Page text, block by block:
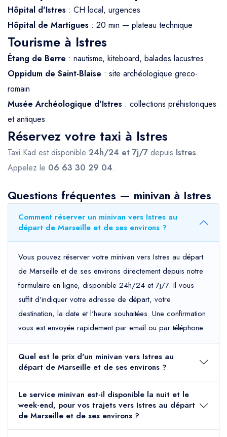
Hôpital d'Istres : CH local, urgences
Hôpital de Martigues : 20 min — plateau technique
Tourisme à Istres
Étang de Berre : nautisme, kiteboard, balades lacustres
Oppidum de Saint-Blaise : site archéologique greco-
romain
Musée Archéologique d'Istres : collections préhistoriques
et antiques
Réservez votre taxi à Istres
Taxi Kad est disponible 24h/24 et 7j/7 depuis Istres.
Appelez le 06 63 30 29 04.
Questions fréquentes — minivan à Istres
Comment réserver un minivan vers Istres au
départ de Marseille et de ses environs ?
Vous pouvez réserver votre minivan vers Istres au départ
de Marseille et de ses environs directement depuis notre
formulaire en ligne, disponible 24h/24 et 7j/7. Il vous
suffit d'indiquer votre adresse de départ, votre
destination, la date et l'heure souhaitées. Une confirmation
vous est envoyée rapidement par email ou par téléphone.
Quel est le prix d'un minivan vers Istres au
départ de Marseille et de ses environs ?
Le service minivan est-il disponible la nuit et le
week-end, pour vos trajets vers Istres au départ
de Marseille et de ses environs ?